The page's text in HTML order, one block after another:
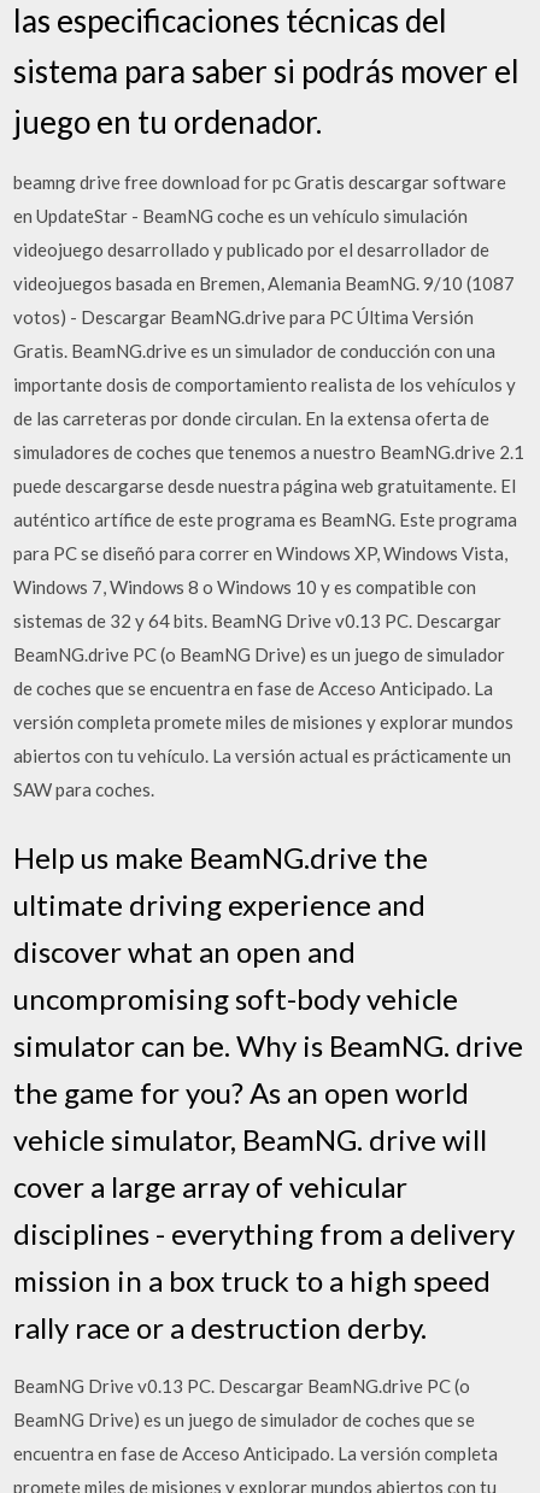
las especificaciones técnicas del
sistema para saber si podrás mover el
juego en tu ordenador.
beamng drive free download for pc Gratis descargar software
en UpdateStar - BeamNG coche es un vehículo simulación
videojuego desarrollado y publicado por el desarrollador de
videojuegos basada en Bremen, Alemania BeamNG. 9/10 (1087
votos) - Descargar BeamNG.drive para PC Última Versión
Gratis. BeamNG.drive es un simulador de conducción con una
importante dosis de comportamiento realista de los vehículos y
de las carreteras por donde circulan. En la extensa oferta de
simuladores de coches que tenemos a nuestro BeamNG.drive 2.1
puede descargarse desde nuestra página web gratuitamente. El
auténtico artífice de este programa es BeamNG. Este programa
para PC se diseñó para correr en Windows XP, Windows Vista,
Windows 7, Windows 8 o Windows 10 y es compatible con
sistemas de 32 y 64 bits. BeamNG Drive v0.13 PC. Descargar
BeamNG.drive PC (o BeamNG Drive) es un juego de simulador
de coches que se encuentra en fase de Acceso Anticipado. La
versión completa promete miles de misiones y explorar mundos
abiertos con tu vehículo. La versión actual es prácticamente un
SAW para coches.
Help us make BeamNG.drive the
ultimate driving experience and
discover what an open and
uncompromising soft-body vehicle
simulator can be. Why is BeamNG. drive
the game for you? As an open world
vehicle simulator, BeamNG. drive will
cover a large array of vehicular
disciplines - everything from a delivery
mission in a box truck to a high speed
rally race or a destruction derby.
BeamNG Drive v0.13 PC. Descargar BeamNG.drive PC (o
BeamNG Drive) es un juego de simulador de coches que se
encuentra en fase de Acceso Anticipado. La versión completa
promete miles de misiones y explorar mundos abiertos con tu